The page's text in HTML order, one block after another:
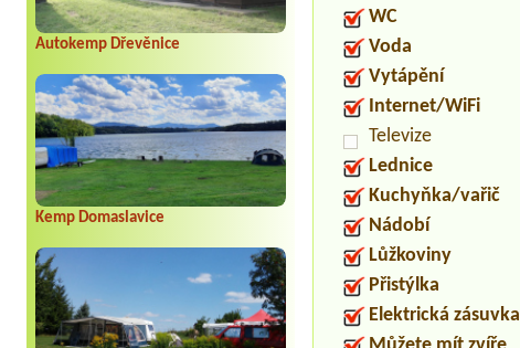
Autokemp Dřevěnice
Kemp Domaslavice
WC
Voda
Vytápění
Internet/WiFi
Televize
Lednice
Kuchyňka/vařič
Nádobí
Lůžkoviny
Přistýlka
Elektrická zásuvka